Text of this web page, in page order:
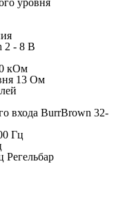
уровня
2 - 8 В
кОм
13 Ом
входа BurrBrown 32-
Гц
Регельбар